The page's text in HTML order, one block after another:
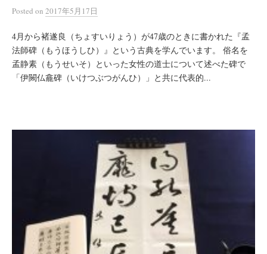
Posted on 2017年5月17日
4月から褚遂良（ちょすいりょう）が47歳のときに書かれた『孟
法師碑（もうほうしひ）』という古典を学んでいます。 俗名を
孟静素（もうせいそ）といった女性の道士について述べた碑で
「伊闕仏龕碑（いけつぶつがんひ）」と共に代表的...